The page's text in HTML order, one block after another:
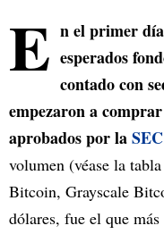
E n el primer
esperados
contado con
empezaron a
aprobados por laSEC
volumen (véase la
Bitcoin, Grayscale
dólares, fue el que